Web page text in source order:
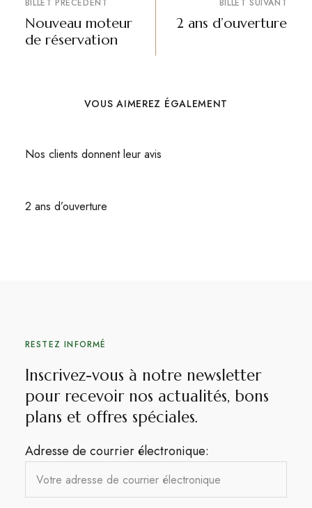
BILLET PRÉCÉDENT
Nouveau moteur
de réservation
BILLET SUIVANT
2 ans d’ouverture
VOUS AIMEREZ ÉGALEMENT
Nos clients donnent leur avis
2 ans d’ouverture
RESTEZ INFORMÉ
Inscrivez-vous à notre newsletter
pour recevoir nos actualités, bons
plans et offres spéciales.​
Adresse de courrier électronique: